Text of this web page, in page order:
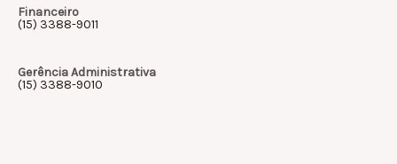
Financeiro
(15) 3388-9011
Gerência Administrativa
(15) 3388-9010